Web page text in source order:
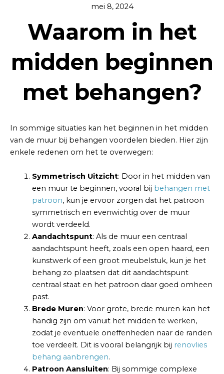
mei 8, 2024
Waarom in het
midden beginnen
met behangen?
In sommige situaties kan het beginnen in het midden
van de muur bij behangen voordelen bieden. Hier zijn
enkele redenen om het te overwegen:
Symmetrisch Uitzicht: Door in het midden van
een muur te beginnen, vooral bij behangen met
patroon, kun je ervoor zorgen dat het patroon
symmetrisch en evenwichtig over de muur
wordt verdeeld.
Aandachtspunt: Als de muur een centraal
aandachtspunt heeft, zoals een open haard, een
kunstwerk of een groot meubelstuk, kun je het
behang zo plaatsen dat dit aandachtspunt
centraal staat en het patroon daar goed omheen
past.
Brede Muren: Voor grote, brede muren kan het
handig zijn om vanuit het midden te werken,
zodat je eventuele oneffenheden naar de randen
toe verdeelt. Dit is vooral belangrijk bij renovlies
behang aanbrengen.
Patroon Aansluiten: Bij sommige complexe